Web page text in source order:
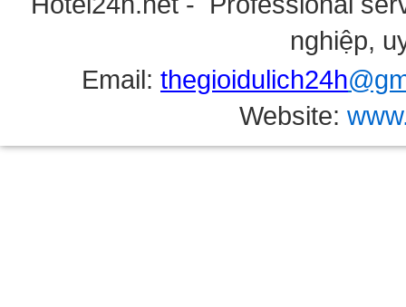
nghiệp,
Email: thegioidulich24h
Website: